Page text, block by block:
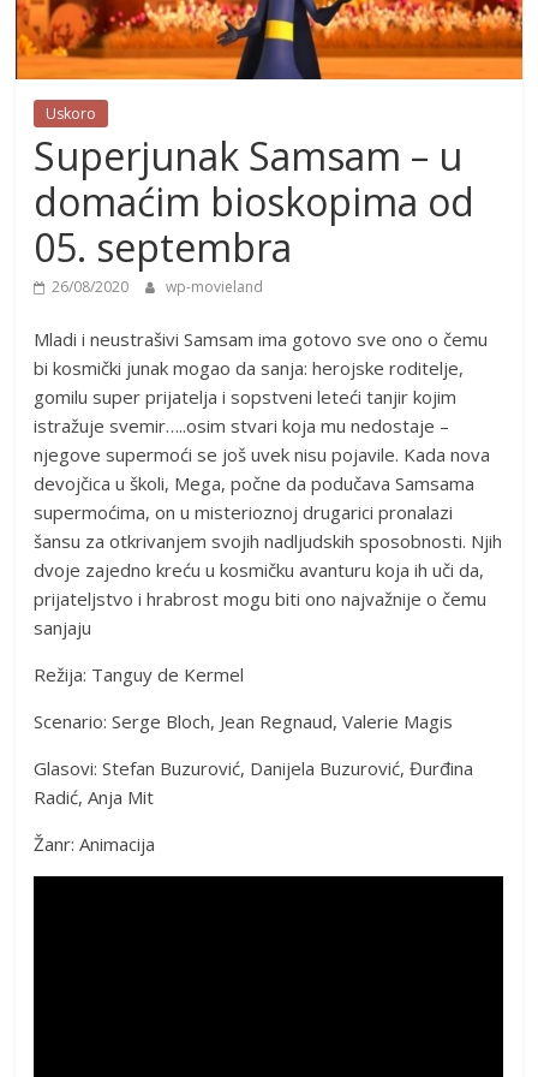
Uskoro
Superjunak Samsam – u
domaćim bioskopima od
05. septembra
26/08/2020 wp-movieland
Mladi i neustrašivi Samsam ima gotovo sve ono o čemu
bi kosmički junak mogao da sanja: herojske roditelje,
gomilu super prijatelja i sopstveni leteći tanjir kojim
istražuje svemir…..osim stvari koja mu nedostaje –
njegove supermoći se još uvek nisu pojavile. Kada nova
devojčica u školi, Mega, počne da podučava Samsama
supermoćima, on u misterioznoj drugarici pronalazi
šansu za otkrivanjem svojih nadljudskih sposobnosti. Njih
dvoje zajedno kreću u kosmičku avanturu koja ih uči da,
prijateljstvo i hrabrost mogu biti ono najvažnije o čemu
sanjaju
Režija: Tanguy de Kermel
Scenario: Serge Bloch, Jean Regnaud, Valerie Magis
Glasovi: Stefan Buzurović, Danijela Buzurović, Đurđina
Radić, Anja Mit
Žanr: Animacija